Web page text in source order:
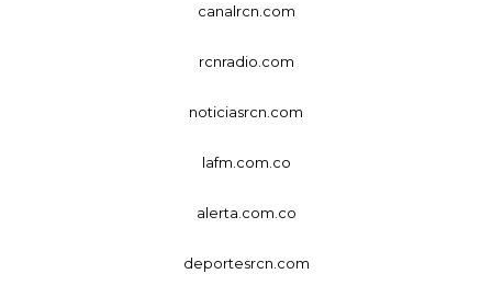
canalrcn.com
rcnradio.com
noticiasrcn.com
lafm.com.co
alerta.com.co
deportesrcn.com